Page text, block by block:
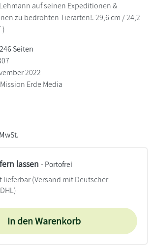
auf seinen Expeditionen &
zu bedrohten Tierarten!. 29,6 cm / 24,2
)
Seiten
2022
Mission Erde Media
lassen - Portofrei
lieferbar(Versand mit Deutscher
In den Warenkorb